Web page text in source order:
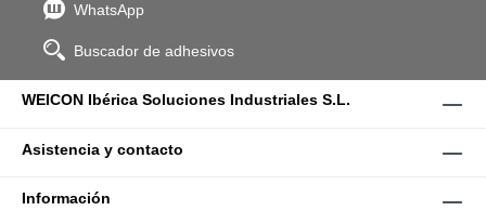
WhatsApp
Buscador de adhesivos
WEICON Ibérica Soluciones Industriales S.L.
Asistencia y contacto
Información